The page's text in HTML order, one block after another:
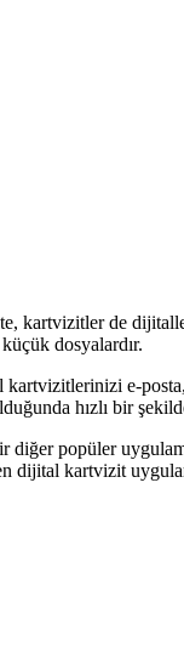
kartvizitler de
dosyalardır.
e-
hızlı bir
diğer popüler
dijital kartvizit